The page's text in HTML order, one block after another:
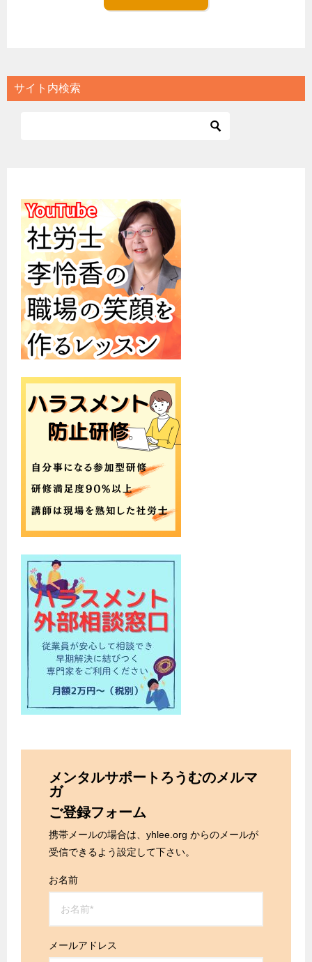
サイト内検索
メンタルサポートろうむのメルマ
ガ
ご登録フォーム
携帯メールの場合は、yhlee.org からのメールが
受信できるよう設定して下さい。
お名前
メールアドレス